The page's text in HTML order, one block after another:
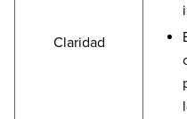
Claridad